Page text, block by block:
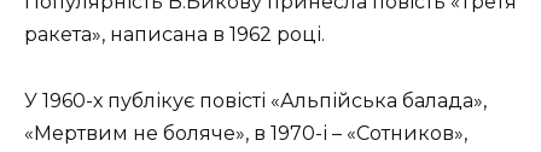
ракета», написана в 1962 році.
У 1960-х публікує повісті «Альпійська балада»,
«Мертвим не боляче», в 1970-і – «Сотников»,